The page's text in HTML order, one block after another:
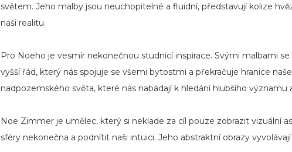
světem. Jeho malby jsou neuchopitelné a fluidní, představují kolize
naši realitu.
Pro Noeho je vesmír nekonečnou studnicí inspirace. Svými malbami
vyšší řád, který nás spojuje se všemi bytostmi a překračuje hranice
nadpozemského světa, které nás nabádají k hledání hlubšího významu
Noe Zimmer je umělec, který si neklade za cíl pouze zobrazit vizuální
sféry nekonečna a podnítit naši intuici. Jeho abstraktní obrazy